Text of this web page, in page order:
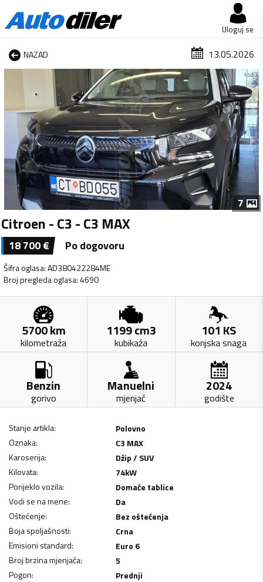
Uloguj se
NAZAD 13.05.2026
1 od 7
7
Citroen - C3 - C3 MAX
18 700€ Po dogovoru
Šifra oglasa:AD380422284ME
Broj pregleda oglasa:4690
5700km
kilometraža
1199cm3
kubikaža
101 KS
konjska snaga
Benzin
gorivo
Manuelni
mjenjač
2024
godište
Stanje artikla:
Polovno
Oznaka:
C3 MAX
Karoserija:
Džip / SUV
Kilovata: 74kW
Porijeklo vozila:
Domaće tablice
Vodi se na mene:
Da
Oštećenje:
Bez oštećenja
Boja spoljašnosti:
Crna
Emisioni standard:
Euro 6
Broj brzina mjenjača:
5
Pogon:
Prednji